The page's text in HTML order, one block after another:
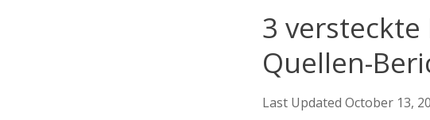
3
Quellen-
Last Updated October 13,